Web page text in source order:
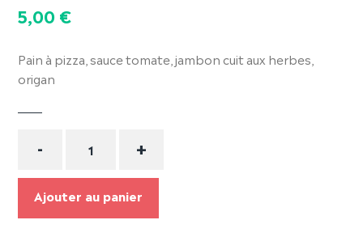
5,00 €
Pain à pizza, sauce tomate, jambon cuit aux herbes,
origan
- +
Ajouter au panier